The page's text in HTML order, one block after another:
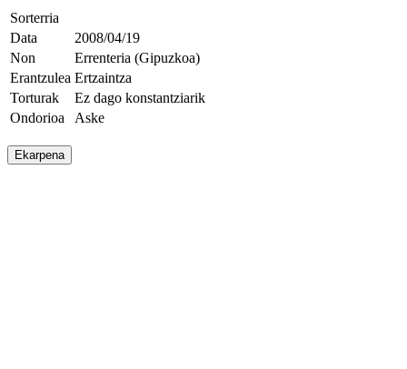
Sorterria
Data
2008/04/19
Non
Errenteria (Gipuzkoa)
Erantzulea Ertzaintza
Torturak
Ez dago konstantziarik
Ondorioa
Aske